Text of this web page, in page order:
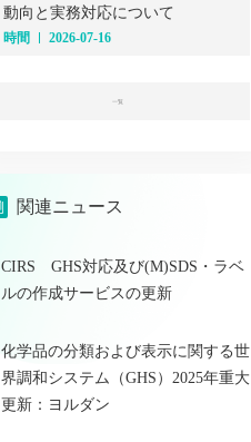
動向と実務対応について
時間 2026-07-16
一覧
関連ニュース
CIRS GHS対応及び(M)SDS・ラベ
ルの作成サービスの更新
化学品の分類および表示に関する世
界調和システム（GHS）2025年重大
更新：ヨルダン